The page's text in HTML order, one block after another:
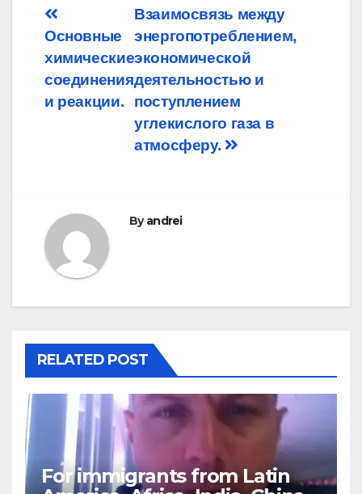
Post
navigation
Взаимосвязь между
энергопотреблением,
экономической
деятельностью и
поступлением
углекислого газа в
атмосферу.
Основные
химические
соединения
и реакции.
Byandrei
RELATED POST
For immigrants from Latin